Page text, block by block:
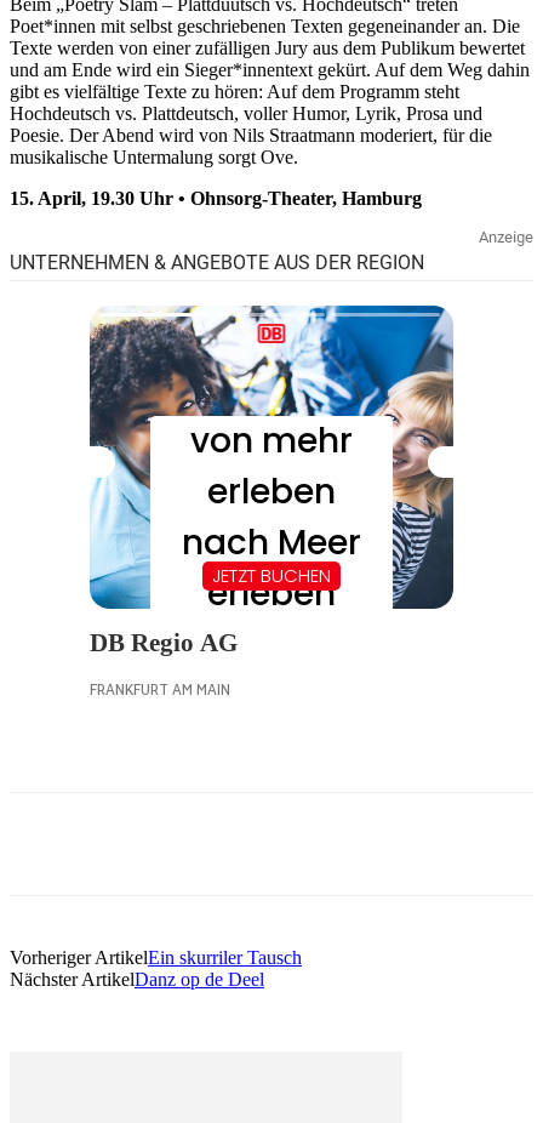
Beim „Poetry Slam – Plattdüütsch vs. Hochdeutsch“ treten
Poet*innen mit selbst geschriebenen Texten gegeneinander an. Die
Texte werden von einer zufälligen Jury aus dem Publikum bewertet
und am Ende wird ein Sieger*innentext gekürt. Auf dem Weg dahin
gibt es vielfältige Texte zu hören: Auf dem Programm steht
Hochdeutsch vs. Plattdeutsch, voller Humor, Lyrik, Prosa und
Poesie. Der Abend wird von Nils Straatmann moderiert, für die
musikalische Untermalung sorgt Ove.
15. April, 19.30 Uhr • Ohnsorg-Theater, Hamburg
Vorheriger ArtikelEin skurriler Tausch
Nächster ArtikelDanz op de Deel